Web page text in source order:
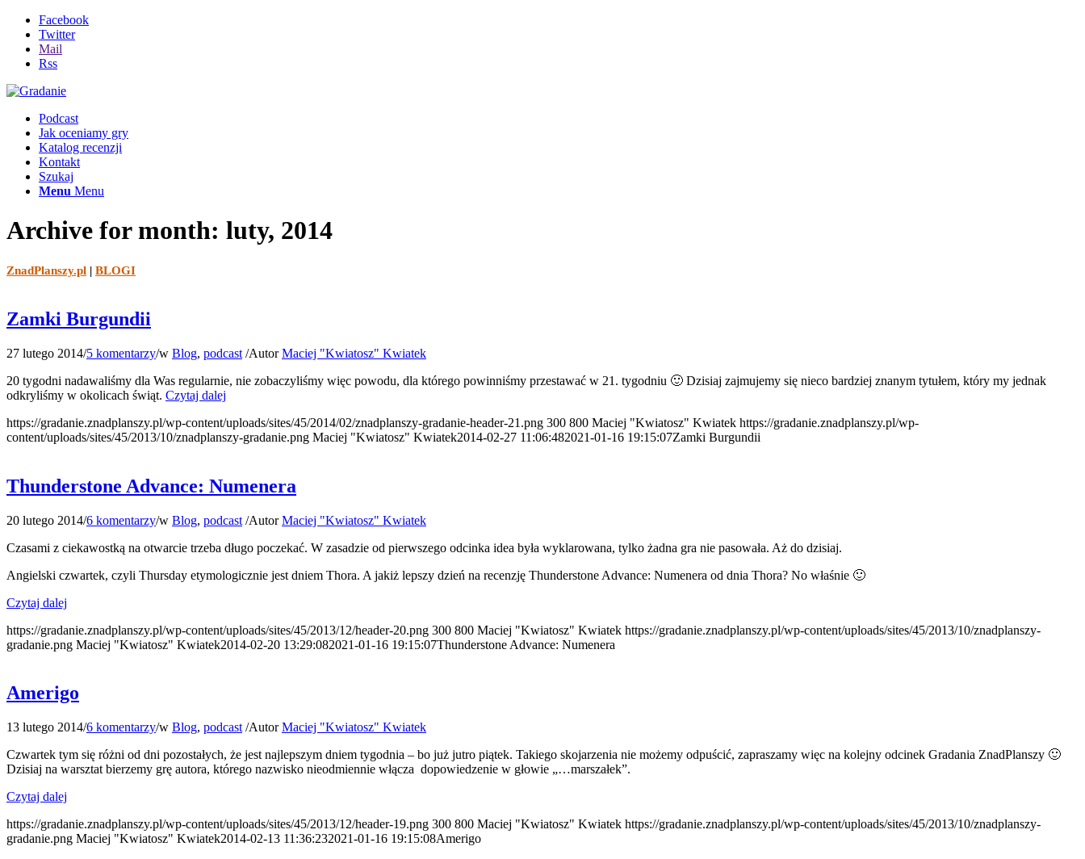
Facebook
Twitter
Mail
Rss
Podcast
Jak oceniamy gry
Katalog recenzji
Kontakt
Szukaj
Menu Menu
Archive for month: luty, 2014
ZnadPlanszy.pl | BLOGI
Zamki Burgundii
27 lutego 2014/5 komentarzy/w Blog, podcast /AutorMaciej "Kwiatosz" Kwiatek
20 tygodni nadawaliśmy dla Was regularnie, nie zobaczyliśmy więc powodu, dla którego powinniśmy przestawać w 21. tygodniu 🙂 Dzisiaj zajmujemy się nieco bardziej znanym tytułem, który my jednak
odkryliśmy w okolicach świąt. Czytaj dalej
https://gradanie.znadplanszy.pl/wp-content/uploads/sites/45/2014/02/znadplanszy-gradanie-header-21.png 300 800 Maciej "Kwiatosz" Kwiatek https://gradanie.znadplanszy.pl/wp-
content/uploads/sites/45/2013/10/znadplanszy-gradanie.png Maciej "Kwiatosz" Kwiatek2014-02-27 11:06:482021-01-16 19:15:07Zamki Burgundii
Thunderstone Advance: Numenera
20 lutego 2014/6 komentarzy/w Blog, podcast /AutorMaciej "Kwiatosz" Kwiatek
Czasami z ciekawostką na otwarcie trzeba długo poczekać. W zasadzie od pierwszego odcinka idea była wyklarowana, tylko żadna gra nie pasowała. Aż do dzisiaj.
Angielski czwartek, czyli Thursday etymologicznie jest dniem Thora. A jakiż lepszy dzień na recenzję Thunderstone Advance: Numenera od dnia Thora? No właśnie 🙂
Czytaj dalej
https://gradanie.znadplanszy.pl/wp-content/uploads/sites/45/2013/12/header-20.png 300 800 Maciej "Kwiatosz" Kwiatek https://gradanie.znadplanszy.pl/wp-content/uploads/sites/45/2013/10/znadplanszy-
gradanie.png Maciej "Kwiatosz" Kwiatek2014-02-20 13:29:082021-01-16 19:15:07Thunderstone Advance: Numenera
Amerigo
13 lutego 2014/6 komentarzy/w Blog, podcast /AutorMaciej "Kwiatosz" Kwiatek
Czwartek tym się różni od dni pozostałych, że jest najlepszym dniem tygodnia – bo już jutro piątek. Takiego skojarzenia nie możemy odpuścić, zapraszamy więc na kolejny odcinek Gradania ZnadPlanszy 🙂
Dzisiaj na warsztat bierzemy grę autora, którego nazwisko nieodmiennie włącza dopowiedzenie w głowie „…marszałek”.
Czytaj dalej
https://gradanie.znadplanszy.pl/wp-content/uploads/sites/45/2013/12/header-19.png 300 800 Maciej "Kwiatosz" Kwiatek https://gradanie.znadplanszy.pl/wp-content/uploads/sites/45/2013/10/znadplanszy-
gradanie.png Maciej "Kwiatosz" Kwiatek2014-02-13 11:36:232021-01-16 19:15:08Amerigo